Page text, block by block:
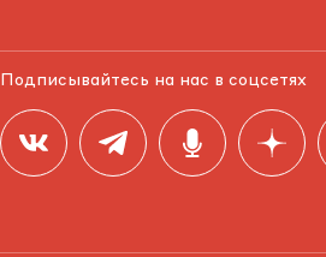
Подписывайтесь на нас в соцсетях